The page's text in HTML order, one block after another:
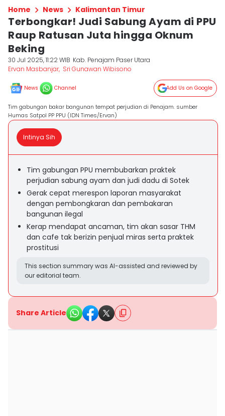
Home News Kalimantan Timur
Terbongkar! Judi Sabung Ayam di PPU
Raup Ratusan Juta hingga Oknum
Beking
30 Jul 2025, 11:22 WIB Kab. Penajam Paser Utara
Ervan Masbanjar, Sri Gunawan Wibisono
News Channel Add Us on Google
Tim gabungan bakar bangunan tempat perjudian di Penajam. sumber
Humas Satpol PP PPU (IDN Times/Ervan)
Intinya Sih
Tim gabungan PPU membubarkan praktek
perjudian sabung ayam dan judi dadu di Sotek
Gerak cepat merespon laporan masyarakat
dengan pembongkaran dan pembakaran
bangunan ilegal
Kerap mendapat ancaman, tim akan sasar THM
dan cafe tak berizin penjual miras serta praktek
prostitusi
This section summary was AI-assisted and reviewed by
our editorial team.
Share Article